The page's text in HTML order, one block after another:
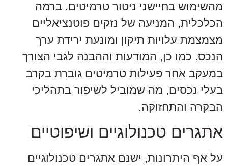
מהשימוש בחיישני ניטור טרמיטים. ברמה
הכלכלית, המניעה של נזקים פוטנציאליים
מצמצמת עלויות תיקון ומונעת ירידת ערך
הנכס. כמו כן, המודעות וההבנה לגבי הצורך
במעקב אחר פעילות טרמיטים גוברת בקרב
בעלי נכסים, מה שמוביל לשיפור בתהליכי
הבקרה והתחזוקה.
אתגרים טכנולוגיים ושיפוטיים
על אף היתרונות, ישנם אתגרים טכנולוגיים